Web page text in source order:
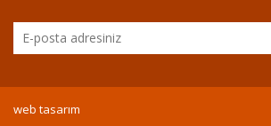
web tasarım